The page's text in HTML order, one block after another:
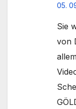
05.
Sie
von